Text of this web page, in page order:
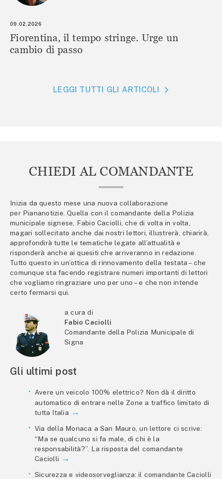
09.02.2026
Fiorentina, il tempo stringe. Urge un
cambio di passo
LEGGI TUTTI GLI ARTICOLI
CHIEDI AL COMANDANTE
Inizia da questo mese una nuova collaborazione
per Piananotizie. Quella con il comandante della Polizia
municipale signese, Fabio Caciolli, che di volta in volta,
magari sollecitato anche dai nostri lettori, illustrerà, chiarirà,
approfondirà tutte le tematiche legate all’attualità e
risponderà anche ai quesiti che arriveranno in redazione.
Tutto questo in un’ottica di rinnovamento della testata – che
comunque sta facendo registrare numeri importanti di lettori
che vogliamo ringraziare uno per uno – e che non intende
certo fermarsi qui.
a cura di
Fabio Caciolli
Comandante della Polizia Municipale di
Signa
Gli ultimi post
Avere un veicolo 100% elettrico? Non dà il diritto
automatico di entrare nelle Zone a traffico limitato di
tutta Italia
Via della Monaca a San Mauro, un lettore ci scrive:
“Ma se qualcuno si fa male, di chi è la
responsabilità?”. La risposta del comandante
Caciolli
Sicurezza e videosorveglianza: il comandante Caciolli